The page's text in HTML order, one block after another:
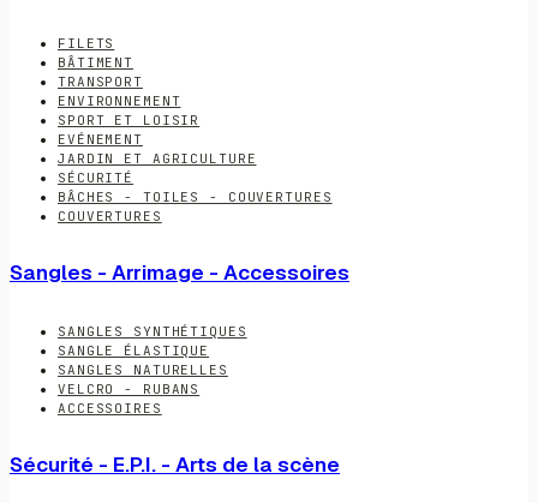
FILETS
BÂTIMENT
TRANSPORT
ENVIRONNEMENT
SPORT ET LOISIR
EVÉNEMENT
JARDIN ET AGRICULTURE
SÉCURITÉ
BÂCHES - TOILES - COUVERTURES
COUVERTURES
Sangles - Arrimage - Accessoires
SANGLES SYNTHÉTIQUES
SANGLE ÉLASTIQUE
SANGLES NATURELLES
VELCRO - RUBANS
ACCESSOIRES
Sécurité - E.P.I. - Arts de la scène